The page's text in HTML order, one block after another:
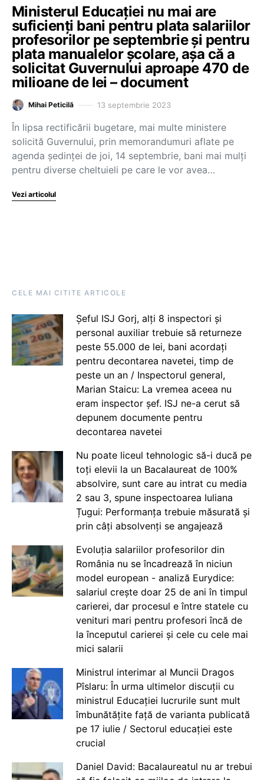
Ministerul Educației nu mai are
suficienți bani pentru plata salariilor
profesorilor pe septembrie și pentru
plata manualelor școlare, așa că a
solicitat Guvernului aproape 470 de
milioane de lei – document
Mihai Peticilă 13 septembrie 2023
În lipsa rectificării bugetare, mai multe ministere
solicită Guvernului, prin memorandumuri aflate pe
agenda ședinței de joi, 14 septembrie, bani mai mulți
pentru diverse cheltuieli pe care le vor avea…
Vezi articolul
CELE MAI CITITE ARTICOLE
Șeful ISJ Gorj, alți 8 inspectori și
personal auxiliar trebuie să returneze
peste 55.000 de lei, bani acordați
pentru decontarea navetei, timp de
peste un an / Inspectorul general,
Marian Staicu: La vremea aceea nu
eram inspector șef. ISJ ne-a cerut să
depunem documente pentru
decontarea navetei
Nu poate liceul tehnologic să-i ducă pe
toți elevii la un Bacalaureat de 100%
absolvire, sunt care au intrat cu media
2 sau 3, spune inspectoarea Iuliana
Țugui: Performanța trebuie măsurată și
prin câți absolvenți se angajează
Evoluția salariilor profesorilor din
România nu se încadrează în niciun
model european - analiză Eurydice:
salariul crește doar 25 de ani în timpul
carierei, dar procesul e între statele cu
venituri mari pentru profesori încă de
la începutul carierei și cele cu cele mai
mici salarii
Ministrul interimar al Muncii Dragos
Pîslaru: În urma ultimelor discuții cu
ministrul Educației lucrurile sunt mult
îmbunătățite față de varianta publicată
pe 17 iulie / Sectorul educației este
crucial
Daniel David: Bacalaureatul nu ar trebui